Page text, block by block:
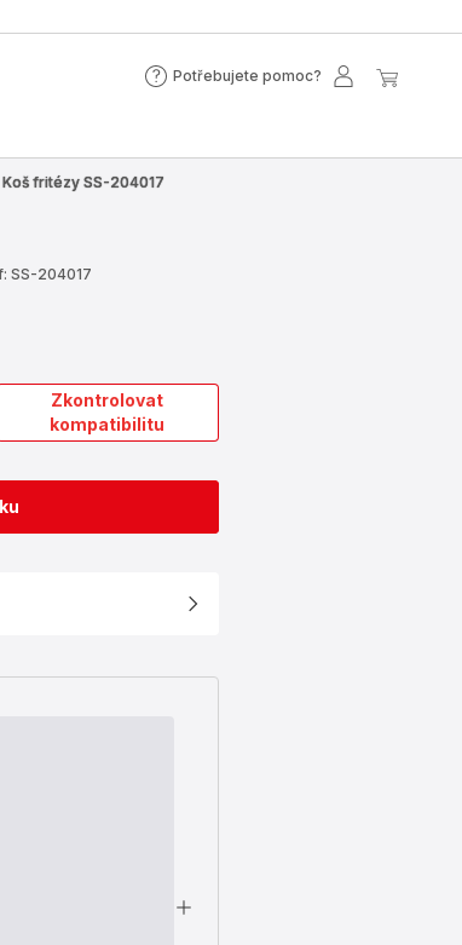
Potřebujete pomoc?
Potřebujete
Můj
Koš fritézy SS-204017
SS-204017
Zkontrolovat
kompatibilitu